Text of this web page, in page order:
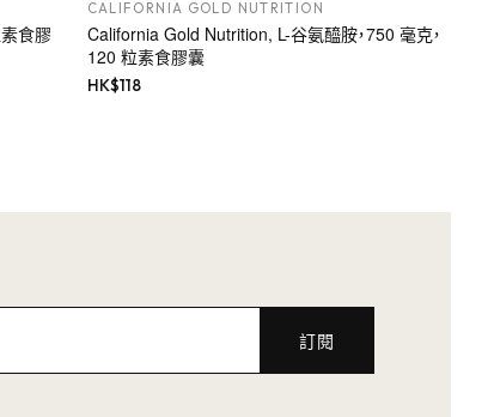
食膠
CALIFORNIA GOLD NUTRITION
California Gold Nutrition, L-谷氨醯胺，750 毫克，
120 粒素食膠囊
HK$118
訂閱